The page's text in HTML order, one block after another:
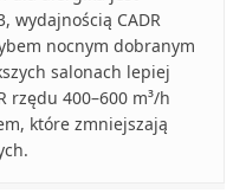
wydajnością CADR
nocnym dobranym
salonach lepiej
rzędu 400–600 m³/h
które zmniejszają